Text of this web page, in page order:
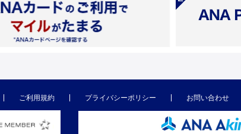
ご利用規約 プライバシーポリシー お問い合わせ